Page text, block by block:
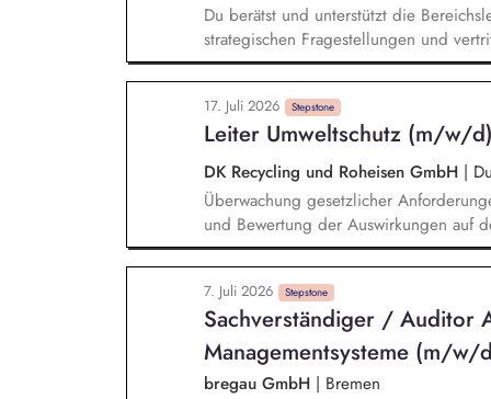
Du berätst und unterstützt die
strategischen Fragestellungen und
Abwesenheitsfall. Du führst ein kleines
einer wirtschaftlichen Betriebsführung
kooperierst mit Kostenträgern,
stellst die Einhaltung gesetzlicher und
sicher. Du wirkst am
mit Behinderung und bringst dich in
konzeptionelle Weiterentwicklung
17. Juli 2026 Stepstone
Leiter Umweltschutz (m/w/d)
DK Recycling und Roheisen GmbH |
Überwachung gesetzlicher
und Bewertung der Auswirkungen auf
Abfall- und
Lenkung und Weiterentwicklung
Verantwortung für die Durchführung
Emissionshandelssystem Führung und
7. Juli 2026 Stepstone
Sachverständiger / Auditor
Managementsysteme (m/w/
bregau GmbH | Bremen